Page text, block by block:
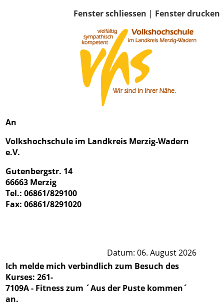
Fenster schliessen | Fenster drucken
An
Volkshochschule im Landkreis Merzig-Wadern
e.V.
Gutenbergstr. 14
66663 Merzig
Tel.: 06861/829100
Fax: 06861/8291020
Datum: 06. August 2026
Ich melde mich verbindlich zum Besuch des
Kurses: 261-
7109A - Fitness zum ´Aus der Puste kommen´
an.